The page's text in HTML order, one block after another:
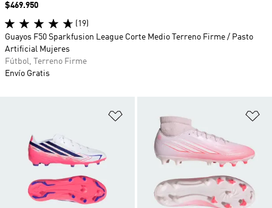
Precio
$469.950
(19)
Guayos F50 Sparkfusion League Corte Medio Terreno Firme / Pasto
Artificial Mujeres
Fútbol, Terreno Firme
Envío Gratis